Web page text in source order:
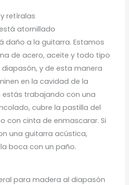
retíralas
atornillado
daño a la guitarra. Estamos
de acero, aceite y todo tipo
y de esta manera
en la cavidad de la
estás trabajando con una
cubre la pastilla del
con cinta de enmascarar. Si
una guitarra acústica,
boca con un paño.
para madera al diapasón